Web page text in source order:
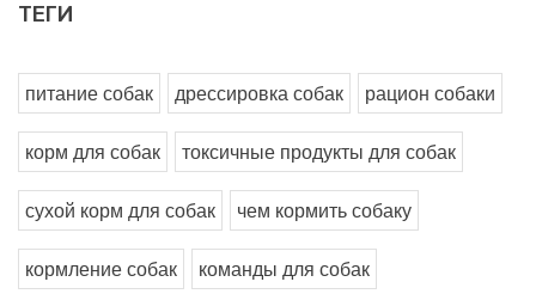
ТЕГИ
питание собак дрессировка собак рацион собаки
корм для собак токсичные продукты для собак
сухой корм для собак чем кормить собаку
кормление собак команды для собак